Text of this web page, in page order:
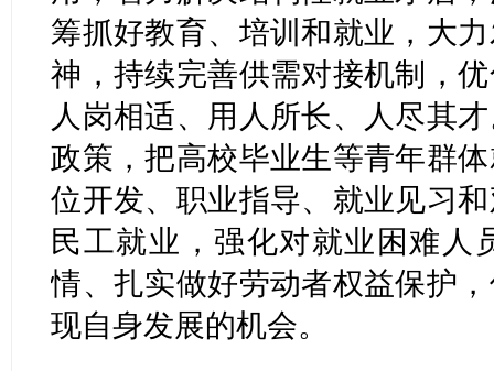
筹抓好教育、培训和就业，大
神，持续完善供需对接机制，
人岗相适、用人所长、人尽其
政策，把高校毕业生等青年群
位开发、职业指导、就业见习
民工就业，强化对就业困难人
情、扎实做好劳动者权益保护
现自身发展的机会。